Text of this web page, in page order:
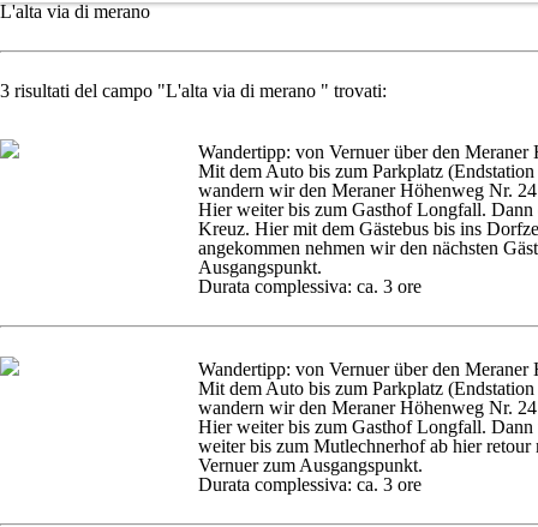
L'alta via di merano
3 risultati del campo "L'alta via di merano " trovati:
Wandertipp: von Vernuer über den
Mit dem Auto bis zum Parkplatz
wandern wir den Meraner Höhenweg Nr.
Hier weiter bis zum Gasthof Longfall.
Kreuz. Hier mit dem Gästebus bis ins
angekommen nehmen wir den nächsten
Ausgangspunkt.
Durata complessiva: ca. 3 ore
Wandertipp: von Vernuer über den Meraner
Mit dem Auto bis zum Parkplatz
wandern wir den Meraner Höhenweg Nr.
Hier weiter bis zum Gasthof Longfall. Dann
weiter bis zum Mutlechnerhof ab hier retour
Vernuer zum Ausgangspunkt.
Durata complessiva: ca. 3 ore